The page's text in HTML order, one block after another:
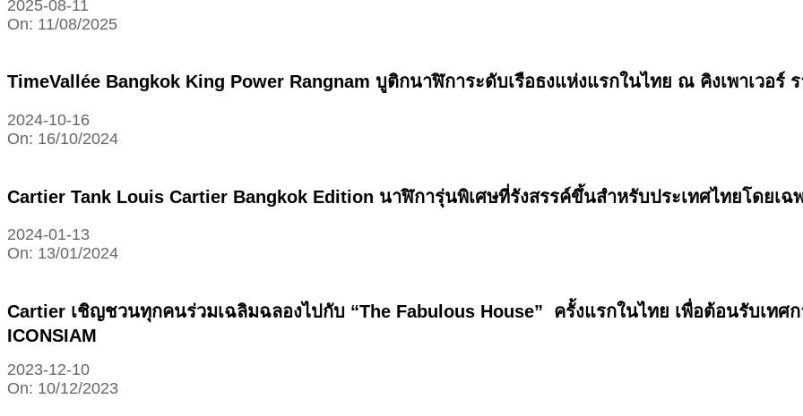
2025-08-11
On: 11/08/2025
TimeVallée Bangkok King Power Rangnam บูติกนาฬิการะดับเรือธงแห่งแรกในไทย ณ คิงเพาเวอร์
2024-10-16
On: 16/10/2024
Cartier Tank Louis Cartier Bangkok Edition นาฬิการุ่นพิเศษที่รังสรรค์ขึ้นสำหรับประเทศไทยโดยเฉ
2024-01-13
On: 13/01/2024
Cartier เชิญชวนทุกคนร่วมเฉลิมฉลองไปกับ “The Fabulous House” ครั้งแรกในไทย เพื่อต้อนรับเทศ
ICONSIAM
2023-12-10
On: 10/12/2023